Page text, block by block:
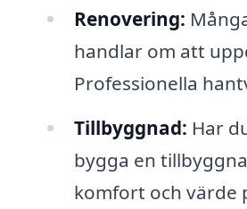
Renovering:
handlar om att
Professionella
Tillbyggnad: Har
bygga en
komfort och värde